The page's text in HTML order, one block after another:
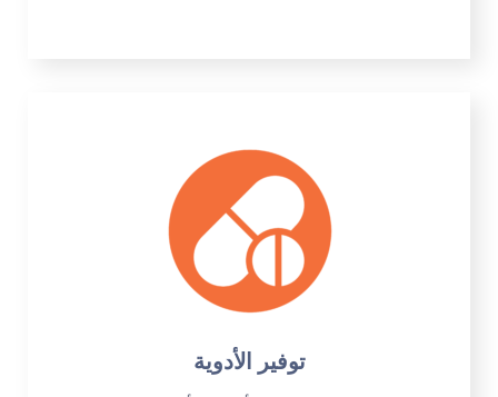
توفير الأدوية